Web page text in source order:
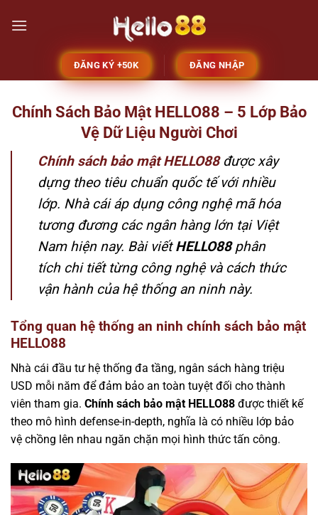
qua
ĐĂNG KÝ +50K ĐĂNG NHẬP
Chính Sách Bảo Mật HELLO88 – 5 Lớp Bảo
Vệ Dữ Liệu Người Chơi
Chính sách bảo mật HELLO88được xây
dựng theo tiêu chuẩn quốc tế với nhiều
lớp. Nhà cái áp dụng công nghệ mã hóa
tương đương các ngân hàng lớn tại Việt
Nam hiện nay. Bài viếtHELLO88phân
tích chi tiết từng công nghệ và cách thức
vận hành của hệ thống an ninh này.
Tổng quan hệ thống an ninh chính sách bảo mật
HELLO88
Nhà cái đầu tư hệ thống đa tầng, ngân sách hàng triệu
USD mỗi năm để đảm bảo an toàn tuyệt đối cho thành
viên tham gia. Chính sách bảo mật HELLO88 được thiết kế
theo mô hình defense-in-depth, nghĩa là có nhiều lớp bảo
vệ chồng lên nhau ngăn chặn mọi hình thức tấn công.